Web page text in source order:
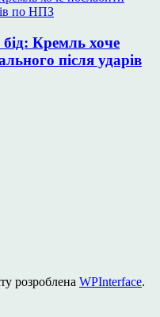
Кремль хоче
після ударів
розроблена WPInterface.